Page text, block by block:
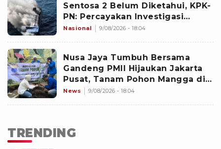
Sentosa 2 Belum Diketahui, KPK-
PN: Percayakan Investigasi
kepada KNKT
Nasional 9/08/2026 - 18:04
Nusa Jaya Tumbuh Bersama
Gandeng PMII Hijaukan Jakarta
Pusat, Tanam Pohon Mangga di
Mangga Dua
News 9/08/2026 - 18:04
TRENDING